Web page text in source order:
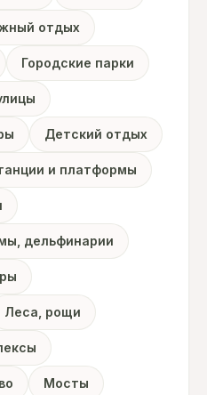
отдых
Городские парки
Детский отдых
и платформы
дельфинарии
Леса, рощи
Мосты